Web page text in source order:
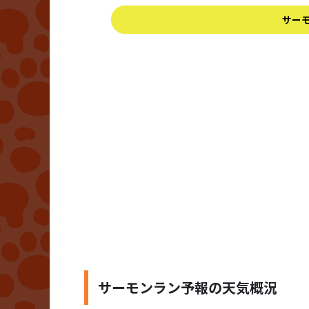
サー
サーモンラン予報の天気概況